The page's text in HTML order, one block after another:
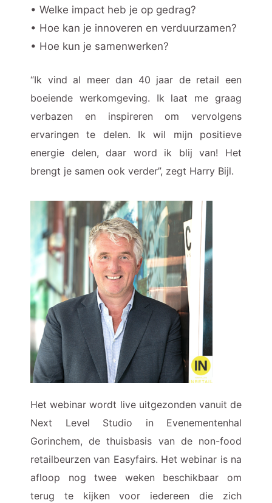
• Welke impact heb je op gedrag?
• Hoe kan je innoveren en verduurzamen?
• Hoe kun je samenwerken?
“Ik vind al meer dan 40 jaar de retail een
boeiende werkomgeving. Ik laat me graag
verbazen en inspireren om vervolgens
ervaringen te delen. Ik wil mijn positieve
energie delen, daar word ik blij van! Het
brengt je samen ook verder”, zegt Harry Bijl.
Het webinar wordt live uitgezonden vanuit de
Next Level Studio in Evenementenhal
Gorinchem, de thuisbasis van de non-food
retailbeurzen van Easyfairs. Het webinar is na
afloop nog twee weken beschikbaar om
terug te kijken voor iedereen die zich